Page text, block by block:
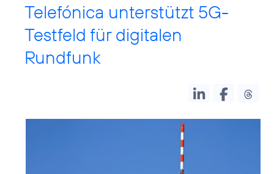
Telefónica unterstützt 5G-
Testfeld für digitalen
Rundfunk